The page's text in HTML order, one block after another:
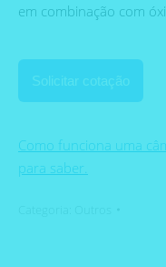
em combinação com
Solicitar cotação
Como funciona uma
para saber.